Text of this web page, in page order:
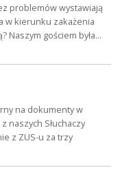
problemów wystawiają
w kierunku zakażenia
Naszym gościem była…
na dokumenty w
naszych Słuchaczy
z ZUS-u za trzy